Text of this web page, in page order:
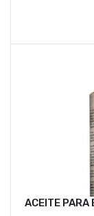
ACEITE PARA